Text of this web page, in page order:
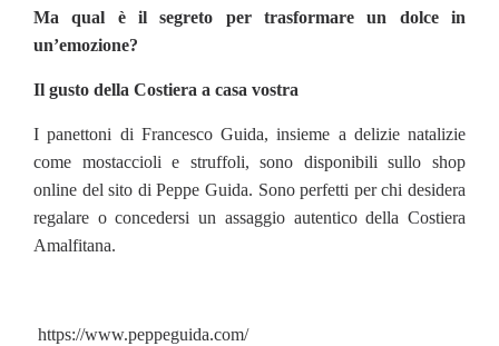
Ma qual è il segreto per trasformare un dolce in
un’emozione?
Il gusto della Costiera a casa vostra
I panettoni di Francesco Guida, insieme a delizie natalizie
come mostaccioli e struffoli, sono disponibili sullo shop
online del sito di Peppe Guida. Sono perfetti per chi desidera
regalare o concedersi un assaggio autentico della Costiera
Amalfitana.
https://www.peppeguida.com/